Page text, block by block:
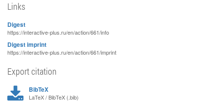
Links
Digest
https://interactive-plus.ru/en/action/661/info
Digest imprint
https://interactive-plus.ru/en/action/661/imprint
Export citation
BibTeX
LaTeX / BibTeX (.bib)